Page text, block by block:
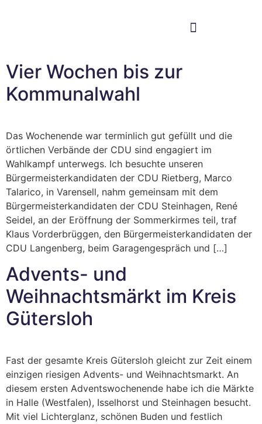
Vier Wochen bis zur
Kommunalwahl
Das Wochenende war terminlich gut gefüllt und die
örtlichen Verbände der CDU sind engagiert im
Wahlkampf unterwegs. Ich besuchte unseren
Bürgermeisterkandidaten der CDU Rietberg, Marco
Talarico, in Varensell, nahm gemeinsam mit dem
Bürgermeisterkandidaten der CDU Steinhagen, René
Seidel, an der Eröffnung der Sommerkirmes teil, traf
Klaus Vorderbrüggen, den Bürgermeisterkandidaten der
CDU Langenberg, beim Garagengespräch und […]
Advents- und
Weihnachtsmärkt im Kreis
Gütersloh
Fast der gesamte Kreis Gütersloh gleicht zur Zeit einem
einzigen riesigen Advents- und Weihnachtsmarkt. An
diesem ersten Adventswochenende habe ich die Märkte
in Halle (Westfalen), Isselhorst und Steinhagen besucht.
Mit viel Lichterglanz, schönen Buden und festlich